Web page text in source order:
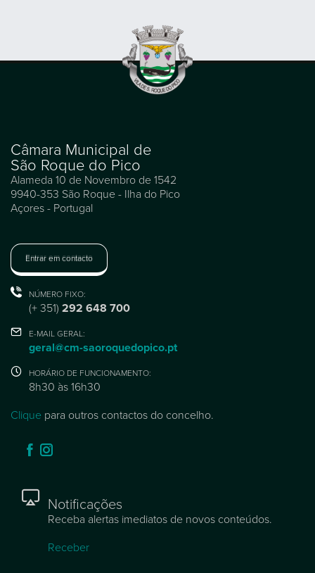
Câmara Municipal de
São Roque do Pico
Alameda 10 de Novembro de 1542
9940-353 São Roque - Ilha do Pico
Açores - Portugal
Entrar em contacto
NÚMERO FIXO:
(+ 351) 292 648 700
E-MAIL GERAL:
geral@cm-saoroquedopico.pt
HORÁRIO DE FUNCIONAMENTO:
8h30 às 16h30
Clique para outros contactos do concelho.
Notificações
Receba alertas imediatos de novos conteúdos.
Receber